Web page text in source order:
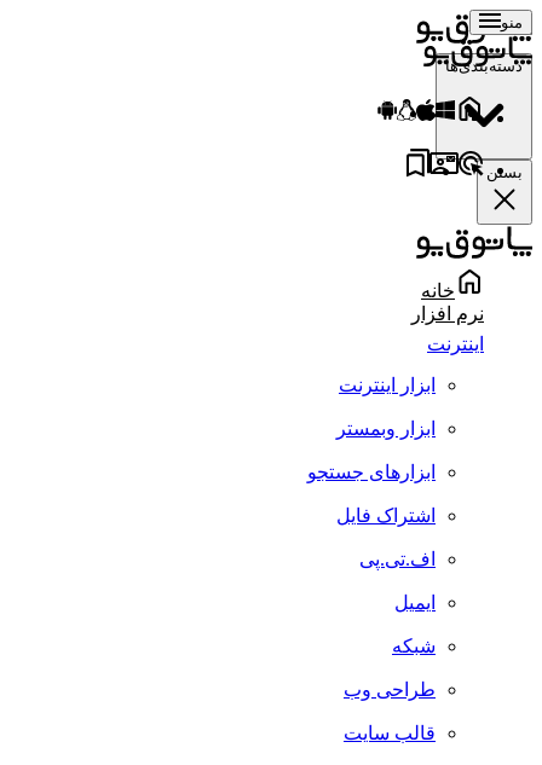
منو
دسته‌بندی‌ها
بستن
خانه
نرم افزار
اینترنت
ابزار اینترنت
ابزار وبمستر
ابزارهای جستجو
اشتراک فایل
اف.تی.پی
ایمیل
شبکه
طراحی وب
قالب سایت